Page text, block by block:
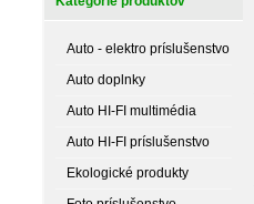
Auto - elektro príslušenstvo
Auto doplnky
Auto HI-FI multimédia
Auto HI-FI príslušenstvo
Ekologické produkty